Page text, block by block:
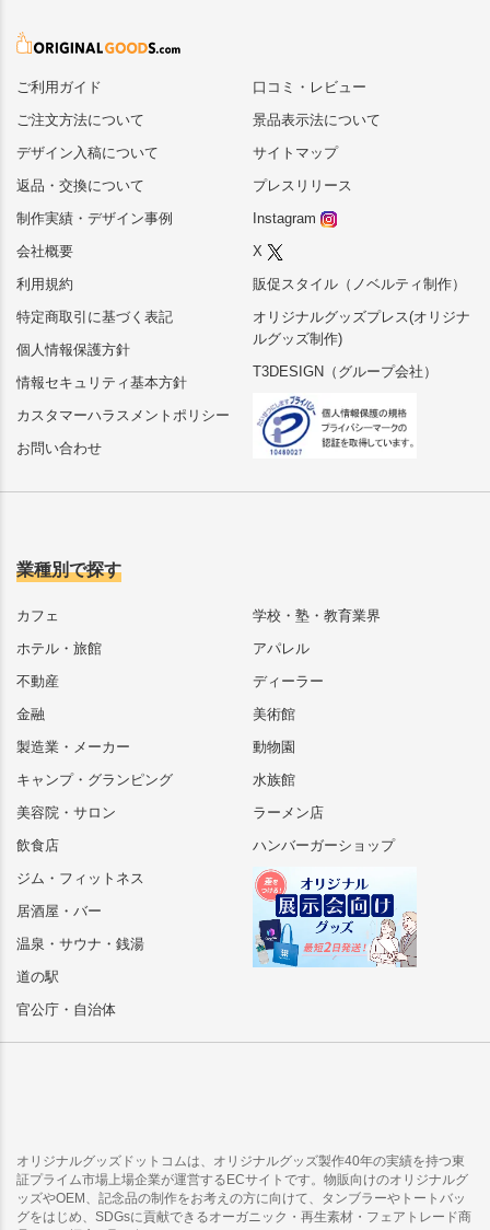
ご利用ガイド
ご注文方法について
デザイン入稿について
返品・交換について
制作実績・デザイン事例
会社概要
利用規約
特定商取引に基づく表記
個人情報保護方針
情報セキュリティ基本方針
カスタマーハラスメントポリシー
お問い合わせ
口コミ・レビュー
景品表示法について
サイトマップ
プレスリリース
Instagram
X
販促スタイル（ノベルティ制作）
オリジナルグッズプレス(オリジナ
ルグッズ制作)
T3DESIGN（グループ会社）
業種別で探す
カフェ
ホテル・旅館
不動産
金融
製造業・メーカー
キャンプ・グランピング
美容院・サロン
飲食店
ジム・フィットネス
居酒屋・バー
温泉・サウナ・銭湯
道の駅
官公庁・自治体
学校・塾・教育業界
アパレル
ディーラー
美術館
動物園
水族館
ラーメン店
ハンバーガーショップ
オリジナルグッズドットコムは、オリジナルグッズ製作40年の実績を持つ東
証プライム市場上場企業が運営するECサイトです。物販向けのオリジナルグ
ッズやOEM、記念品の制作をお考えの方に向けて、タンブラーやトートバッ
グをはじめ、SDGsに貢献できるオーガニック・再生素材・フェアトレード商